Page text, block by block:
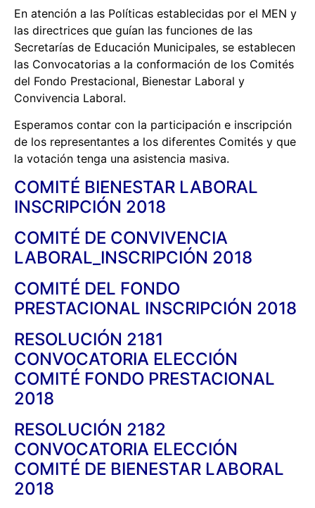
En atención a las Políticas establecidas por el MEN y
las directrices que guían las funciones de las
Secretarías de Educación Municipales, se establecen
las Convocatorias a la conformación de los Comités
del Fondo Prestacional, Bienestar Laboral y
Convivencia Laboral.
Esperamos contar con la participación e inscripción
de los representantes a los diferentes Comités y que
la votación tenga una asistencia masiva.
COMITÉ BIENESTAR LABORAL
INSCRIPCIÓN 2018
COMITÉ DE CONVIVENCIA
LABORAL_INSCRIPCIÓN 2018
COMITÉ DEL FONDO
PRESTACIONAL INSCRIPCIÓN 2018
RESOLUCIÓN 2181
CONVOCATORIA ELECCIÓN
COMITÉ FONDO PRESTACIONAL
2018
RESOLUCIÓN 2182
CONVOCATORIA ELECCIÓN
COMITÉ DE BIENESTAR LABORAL
2018